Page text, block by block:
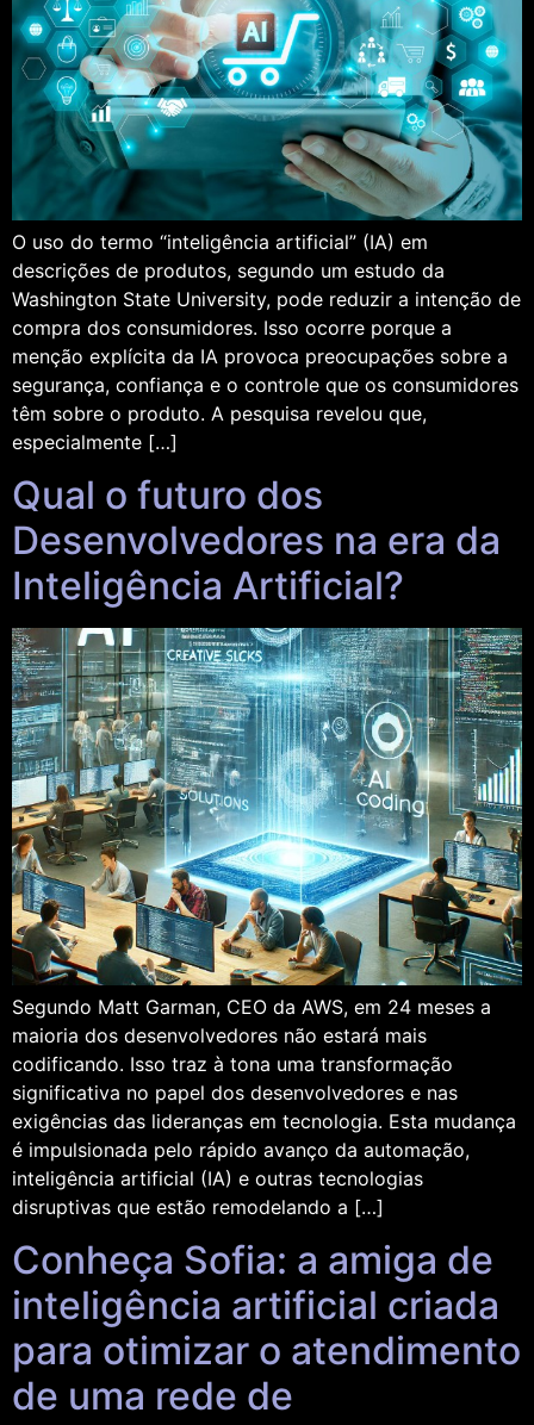
O uso do termo “inteligência artificial” (IA) em
descrições de produtos, segundo um estudo da
Washington State University, pode reduzir a intenção de
compra dos consumidores. Isso ocorre porque a
menção explícita da IA provoca preocupações sobre a
segurança, confiança e o controle que os consumidores
têm sobre o produto. A pesquisa revelou que,
especialmente […]
Qual o futuro dos
Desenvolvedores na era da
Inteligência Artificial?
Segundo Matt Garman, CEO da AWS, em 24 meses a
maioria dos desenvolvedores não estará mais
codificando. Isso traz à tona uma transformação
significativa no papel dos desenvolvedores e nas
exigências das lideranças em tecnologia. Esta mudança
é impulsionada pelo rápido avanço da automação,
inteligência artificial (IA) e outras tecnologias
disruptivas que estão remodelando a […]
Conheça Sofia: a amiga de
inteligência artificial criada
para otimizar o atendimento
de uma rede de